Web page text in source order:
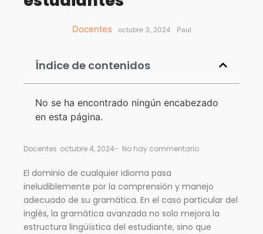
Docentes octubre 3, 2024 Paul
Índice de contenidos
No se ha encontrado ningún encabezado
en esta página.
Docentes octubre 4, 2024- No hay commentario
El dominio de cualquier idioma pasa
ineludiblemente por la comprensión y manejo
adecuado de su gramática. En el caso particular del
inglés, la gramática avanzada no solo mejora la
estructura lingüística del estudiante, sino que